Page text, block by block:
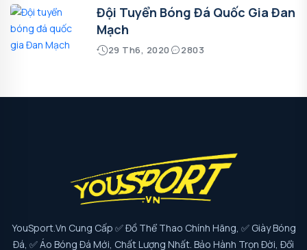
Đội Tuyển Bóng Đá Quốc Gia Đan
Mạch
29 Th6, 2020 2803
YouSport.vn Cung Cấp ✅ Đồ Thể Thao Chính Hãng, ✅ Giày Bóng
Đá, ✅ Áo Bóng Đá Mới, Chất Lượng Nhất. Bảo Hành Trọn Đời, Đổi